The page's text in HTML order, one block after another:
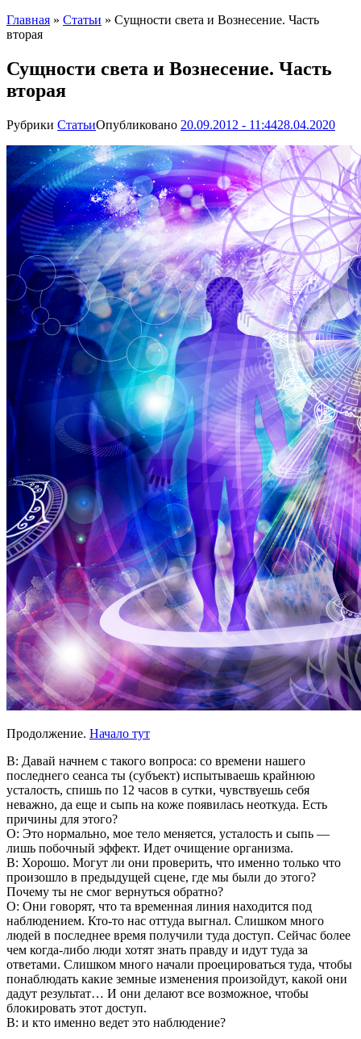
Главная » Статьи » Сущности света и Вознесение. Часть
вторая
Сущности света и Вознесение. Часть
вторая
Рубрики СтатьиОпубликовано 20.09.2012 - 11:4428.04.2020
Продолжение. Начало тут
В: Давай начнем с такого вопроса: со времени нашего
последнего сеанса ты (субъект) испытываешь крайнюю
усталость, спишь по 12 часов в сутки, чувствуешь себя
неважно, да еще и сыпь на коже появилась неоткуда. Есть
причины для этого?
О: Это нормально, мое тело меняется, усталость и сыпь —
лишь побочный эффект. Идет очищение организма.
В: Хорошо. Могут ли они проверить, что именно только что
произошло в предыдущей сцене, где мы были до этого?
Почему ты не смог вернуться обратно?
О: Они говорят, что та временная линия находится под
наблюдением. Кто-то нас оттуда выгнал. Слишком много
людей в последнее время получили туда доступ. Сейчас более
чем когда-либо люди хотят знать правду и идут туда за
ответами. Слишком много начали проецироваться туда, чтобы
понаблюдать какие земные изменения произойдут, какой они
дадут результат… И они делают все возможное, чтобы
блокировать этот доступ.
В: и кто именно ведет это наблюдение?